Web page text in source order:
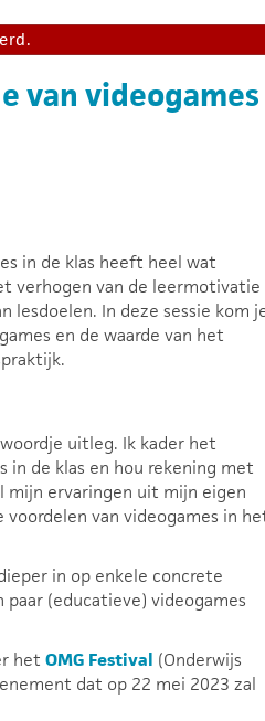
van
in de klas heeft heel wat
verhogen van de leermotivatie
lesdoelen. In deze sessie kom
en de waarde van het
uitleg. Ik kader het
in de klas en hou rekening met
mijn ervaringen uit mijn eigen
van videogames in
in op enkele concrete
(educatieve) videogames
het OMG Festival (Onderwijs
dat op 22 mei 2023 zal